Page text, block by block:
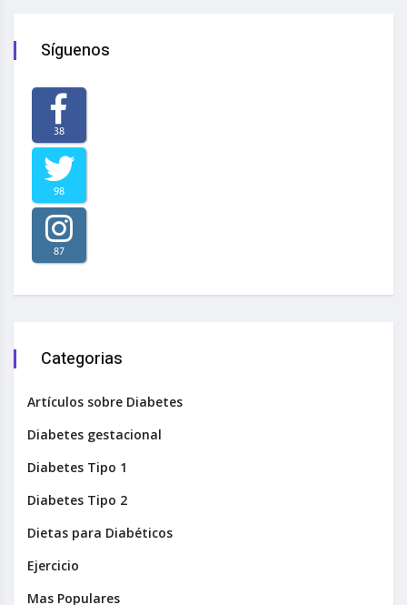
Síguenos
38
98
87
Categorias
Artículos sobre Diabetes
Diabetes gestacional
Diabetes Tipo 1
Diabetes Tipo 2
Dietas para Diabéticos
Ejercicio
Mas Populares